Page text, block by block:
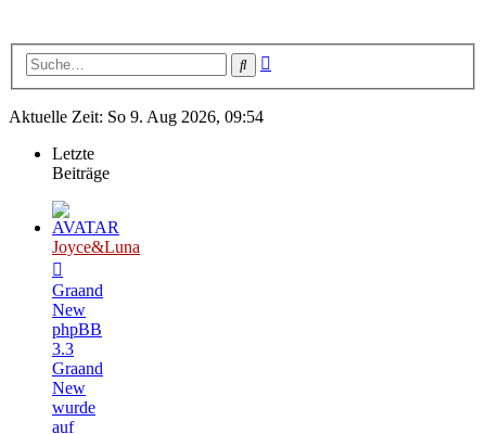
Suche
Aktuelle Zeit: So 9. Aug 2026, 09:54
Letzte
Beiträge
Joyce&Luna
Graand
New
phpBB
3.3
Graand
New
wurde
auf